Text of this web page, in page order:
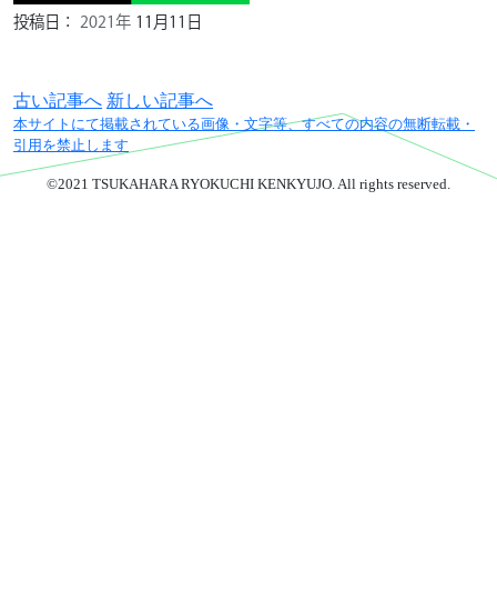
運営施設
御城印販売
Spot Tour デジタルスタンプラ
リー
投稿日： 2021年 11月11日
古い記事へ 新しい記事へ
本サイトにて掲載されている画像・文字等、すべての内容の無断転載・
引用を禁止します
©2021 TSUKAHARA RYOKUCHI KENKYUJO. All rights reserved.